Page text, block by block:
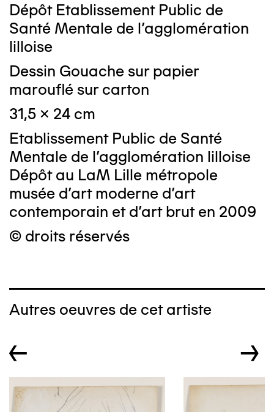
Dépôt Etablissement Public de
Santé Mentale de l'agglomération
lilloise
Dessin Gouache sur papier
marouflé sur carton
31,5 x 24 cm
Etablissement Public de Santé
Mentale de l'agglomération lilloise
Dépôt au LaM Lille métropole
musée d’art moderne d’art
contemporain et d’art brut en 2009
© droits réservés
Autres oeuvres de cet artiste
← →